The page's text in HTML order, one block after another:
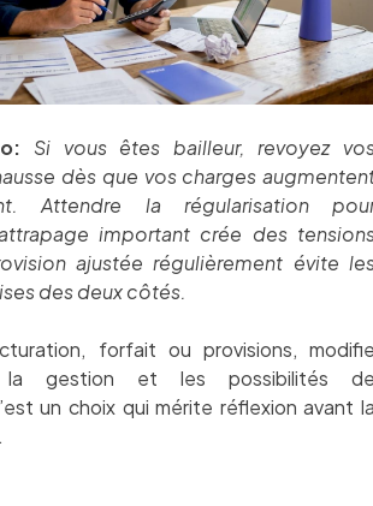
Si vous êtes bailleur, revoyez
dès que vos charges
Attendre la régularisation
important crée des
ajustée régulièrement évite
des deux côtés.
forfait ou provisions,
la gestion et les possibilités
un choix qui mérite réflexion avant